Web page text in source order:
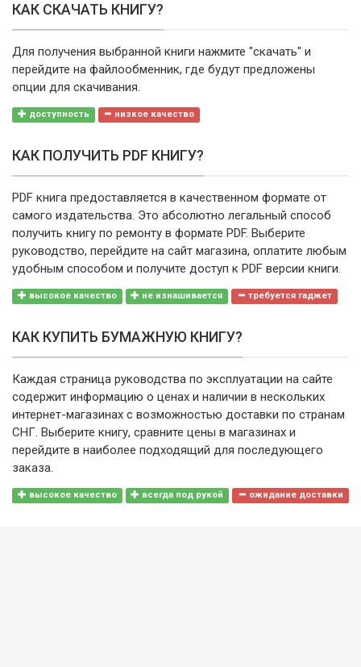
КАК СКАЧАТЬ КНИГУ?
Для получения выбранной книги нажмите "скачать" и
перейдите на файлообменник, где будут предложены
опции для скачивания.
доступность низкое качество
КАК ПОЛУЧИТЬ PDF КНИГУ?
PDF книга предоставляется в качественном формате от
самого издательства. Это абсолютно легальный способ
получить книгу по ремонту в формате PDF. Выберите
руководство, перейдите на сайт магазина, оплатите любым
удобным способом и получите доступ к PDF версии книги.
высокое качество не изнашивается требуется гаджет
КАК КУПИТЬ БУМАЖНУЮ КНИГУ?
Каждая страница руководства по эксплуатации на сайте
содержит информацию о ценах и наличии в нескольких
интернет-магазинах с возможностью доставки по странам
СНГ. Выберите книгу, сравните цены в магазинах и
перейдите в наиболее подходящий для последующего
заказа.
высокое качество всегда под рукой ожидание доставки